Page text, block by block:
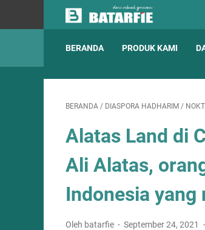
BERANDA PRODUK KAMI
BERANDA / DIASPORA HADHARIM /
Alatas Land di
Ali Alatas,
Indonesia yang
Oleh batarfie September 24, 2021